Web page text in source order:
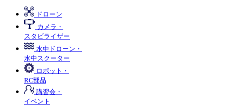
ドローン
カメラ・
スタビライザー
水中ドローン・
水中スクーター
ロボット・
RC部品
講習会・
イベント